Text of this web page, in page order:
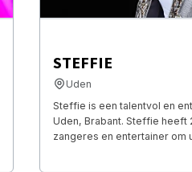
STEFFIE
Uden
Steffie is een talentvol en
Uden, Brabant. Steffie heeft
zangeres en entertainer om